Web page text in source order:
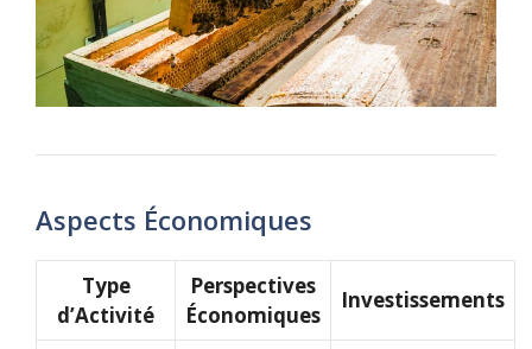
Aspects Économiques
Type
d’Activité
Perspectives
Économiques
Investissements